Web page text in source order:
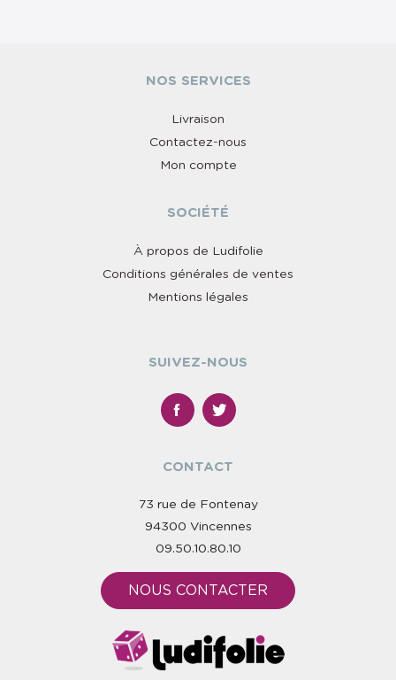
NOS SERVICES
Livraison
Contactez-nous
Mon compte
SOCIÉTÉ
À propos de Ludifolie
Conditions générales de ventes
Mentions légales
SUIVEZ-NOUS
CONTACT
73 rue de Fontenay
94300 Vincennes
09.50.10.80.10
NOUS CONTACTER